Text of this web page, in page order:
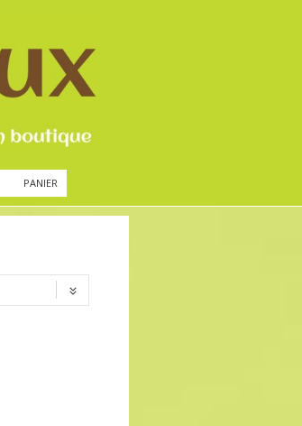
PANIER